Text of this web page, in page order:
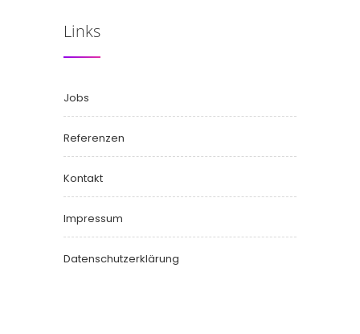
Links
Jobs
Referenzen
Kontakt
Impressum
Datenschutzerklärung